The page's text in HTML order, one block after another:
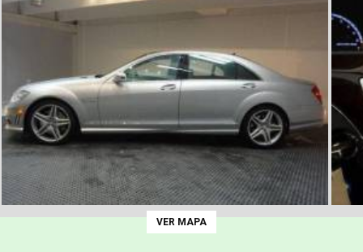
VER MAPA